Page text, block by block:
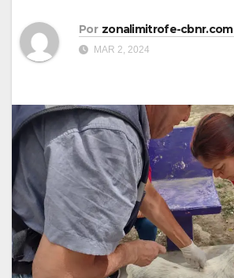
Por zonalimitrofe-cbnr.com
MAR 2, 2024